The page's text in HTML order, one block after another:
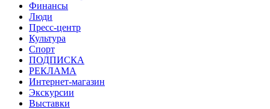
Финансы
Люди
Пресс-центр
Культура
Спорт
ПОДПИСКА
РЕКЛАМА
Интернет-магазин
Экскурсии
Выставки